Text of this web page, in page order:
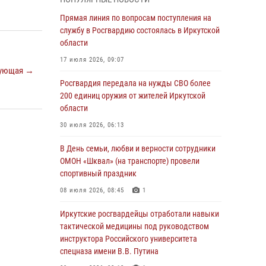
→
05 августа 2026, 07:44 4
Военнослужащий Росгвардии из Иркутска
а не казаться»
04 августа 2026, 07:14 3
03 августа 2026, 04:55
Росгвардия обеспечила безопасность
мероприятий, посвященных Дню Воздушно-
03 августа 2026, 03:32
Росгвардейцы из Братска присоединились к
донорской акции «От сердца к сердцу»
Прямая линия по вопросам поступления на
службу в Росгвардию состоялась в Иркутской
области
17 июля 2026, 09:07
Росгвардия передала на нужды СВО более
200 единиц оружия от жителей Иркутской
области
30 июля 2026, 06:13
В День семьи, любви и верности сотрудники
ОМОН «Шквал» (на транспорте) провели
спортивный праздник
08 июля 2026, 08:45 1
Иркутские росгвардейцы отработали навыки
тактической медицины под руководством
инструктора Российского университета
спецназа имени В.В. Путина